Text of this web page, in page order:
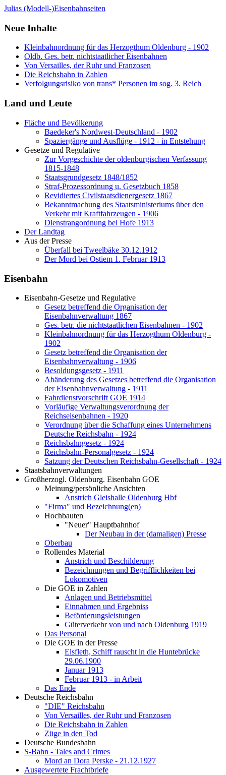
Julias (Modell-)Eisenbahnseiten
Neue Inhalte
Kleinbahnordnung für das Herzogthum Oldenburg - 1902
Oldb. Ges. betr. nichtstaatlicher Eisenbahnen
Von Versailles, der Ruhr und Franzosen
Die Reichsbahn in Zahlen
Verfolgungsrisiko von trans* Personen im sog. 3. Reich
Land und Leute
Fläche und Bevölkerung
Baedeker's Nordwest-Deutschland - 1902
Spaziergänge und Ausflüge - 1912 - in Entstehung
Gesetze und Regulative
Zur Vorgeschichte der oldenburgischen Verfassung
1815-1848
Staatsgrundgesetz 1848/1852
Straf-Prozessordnung u. Gesetzbuch 1858
Revidiertes Civilstaatsdienergesetz 1867
Bekanntmachung des Staatsministeriums über den
Verkehr mit Kraftfahrzeugen - 1906
Dienstrangordnung bei Hofe 1913
Der Landtag
Aus der Presse
Überfall bei Tweelbäke 30.12.1912
Der Mord bei Ostiem 1. Februar 1913
Eisenbahn
Eisenbahn-Gesetze und Regulative
Gesetz betreffend die Organisation der
Eisenbahnverwaltung 1867
Ges. betr. die nichtstaatlichen Eisenbahnen - 1902
Kleinbahnordnung für das Herzogthum Oldenburg -
1902
Gesetz betreffend die Organisation der
Eisenbahnverwaltung - 1906
Besoldungsgesetz - 1911
Abänderung des Gesetzes betreffend die Organisation
der Eisenbahnverwaltung - 1911
Fahrdienstvorschrift GOE 1914
Vorläufige Verwaltungsverordnung der
Reichseisenbahnen - 1920
Verordnung über die Schaffung eines Unternehmens
Deutsche Reichsbahn - 1924
Reichsbahngesetz - 1924
Reichsbahn-Personalgesetz - 1924
Satzung der Deutschen Reichsbahn-Gesellschaft - 1924
Staatsbahnverwaltungen
Großherzogl. Oldenburg. Eisenbahn GOE
Meinung/persönliche Ansichten
Anstrich Gleishalle Oldenburg Hbf
"Firma" und Bezeichnung(en)
Hochbauten
"Neuer" Hauptbahnhof
Der Neubau in der (damaligen) Presse
Oberbau
Rollendes Material
Anstrich und Beschilderung
Bezeichnungen und Begrifflichkeiten bei
Lokomotiven
Die GOE in Zahlen
Anlagen und Betriebsmittel
Einnahmen und Ergebniss
Beförderungsleistungen
Güterverkehr von und nach Oldenburg 1919
Das Personal
Die GOE in der Presse
Elsfleth, Schiff rauscht in die Huntebrücke
29.06.1900
Januar 1913
Februar 1913 - in Arbeit
Das Ende
Deutsche Reichsbahn
"DIE" Reichsbahn
Von Versailles, der Ruhr und Franzosen
Die Reichsbahn in Zahlen
Züge in den Tod
Deutsche Bundesbahn
S-Bahn - Tales and Crimes
Mord an Dora Perske - 21.12.1927
Ausgewertete Frachtbriefe